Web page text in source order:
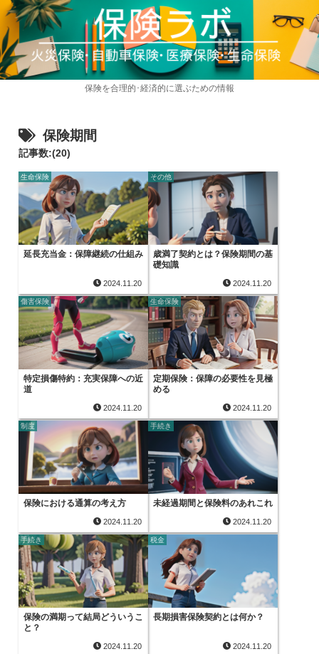
保険を合理的･経済的に選ぶための情報
保険期間
記事数:(20)
生命保険
延長充当金：保障継続の仕組み
2024.11.20
その他
歳満了契約とは？保険期間の基
礎知識
2024.11.20
傷害保険
特定損傷特約：充実保障への近
道
2024.11.20
生命保険
定期保険：保障の必要性を見極
める
2024.11.20
制度
保険における通算の考え方
2024.11.20
手続き
未経過期間と保険料のあれこれ
2024.11.20
手続き
保険の満期って結局どういうこ
と？
2024.11.20
税金
長期損害保険契約とは何か？
2024.11.20